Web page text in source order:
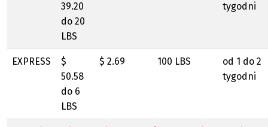
39.20
do 20
LBS
tygodni
EXPRESS
$
50.58
do 6
LBS
$ 2.69 100 LBS
od 1 do 2
tygodni